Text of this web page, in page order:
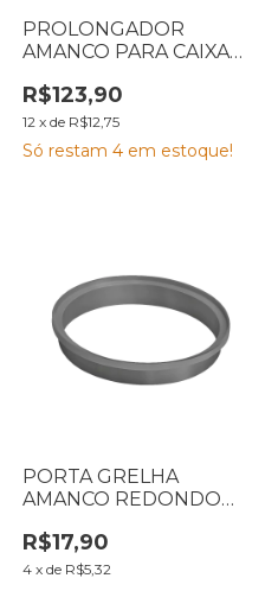
PROLONGADOR
AMANCO PARA CAIXA
MM
R$123,90
12 x de R$12,75
Só restam 4 em estoque!
PORTA GRELHA
AMANCO REDONDO
R$17,90
4 x de R$5,32